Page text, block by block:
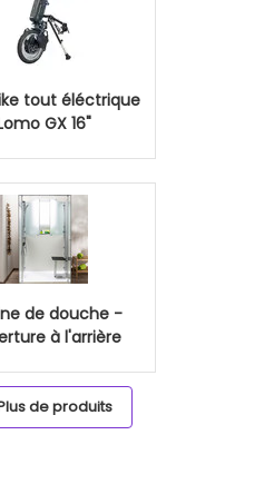
tout éléctrique
GX 16"
de douche -
à l'arrière
de produits